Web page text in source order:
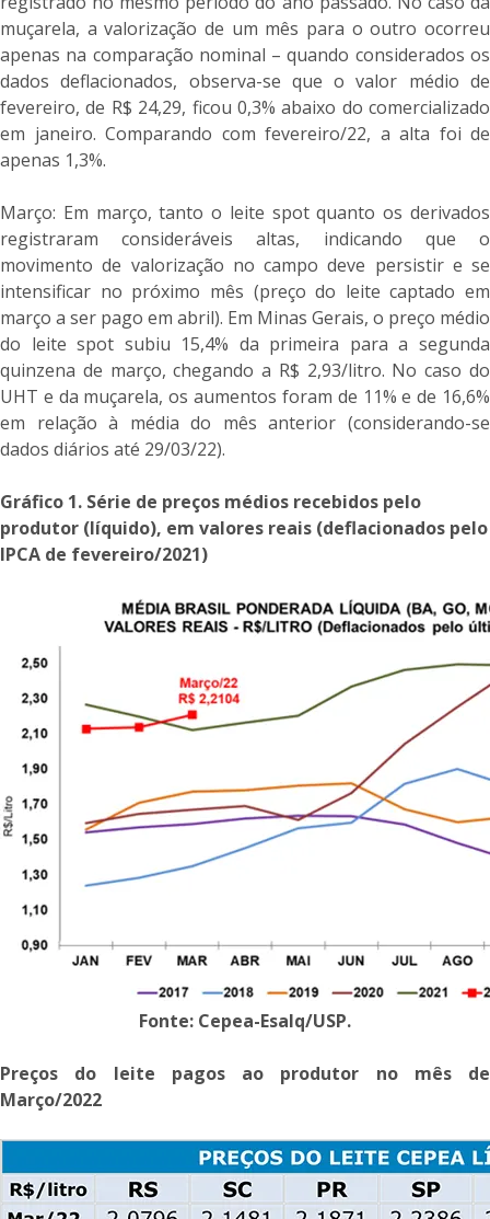
muçarela, a valorização de um mês para o outro ocorreu
apenas na comparação nominal – quando considerados os
dados deflacionados, observa-se que o valor médio de
fevereiro, de R$ 24,29, ficou 0,3% abaixo do comercializado
em janeiro. Comparando com fevereiro/22, a alta foi de
apenas 1,3%.
Março: Em março, tanto o leite spot quanto os derivados
registraram consideráveis altas, indicando que o
movimento de valorização no campo deve persistir e se
intensificar no próximo mês (preço do leite captado em
março a ser pago em abril). Em Minas Gerais, o preço médio
do leite spot subiu 15,4% da primeira para a segunda
quinzena de março, chegando a R$ 2,93/litro. No caso do
UHT e da muçarela, os aumentos foram de 11% e de 16,6%
em relação à média do mês anterior (considerando-se
dados diários até 29/03/22).
Gráfico 1. Série de preços médios recebidos pelo
produtor (líquido), em valores reais (deflacionados pelo
IPCA de fevereiro/2021)
Fonte: Cepea-Esalq/USP.
Preços do leite pagos ao produtor no mês de
Março/2022